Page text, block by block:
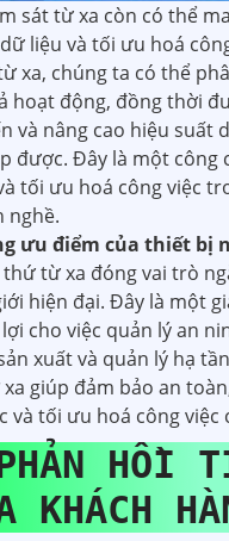
sát từ xa còn có thể
liệu và tối ưu hoá
xa, chúng ta có thể
hoạt động, đồng thời
và nâng cao hiệu suất
được. Đây là một công
tối ưu hoá công việc
nghề.
ưu điểm của thiết bị
từ xa đóng vai trò
hiện đại. Đây là một
cho việc quản lý an
xuất và quản lý hạ
giúp đảm bảo an
và tối ưu hoá công việc
HỒI
KHÁCH